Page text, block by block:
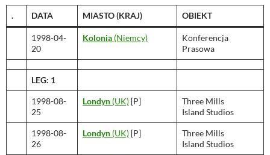
. DATA MIASTO(KRAJ) OBIEKT
1998-04-
20
Kolonia (Niemcy)
Konferencja
Prasowa
LEG: 1
1998-08-
25
Londyn (UK) [P]
Three Mills
Island Studios
1998-08-
26
Londyn (UK) [P]
Three Mills
Island Studios